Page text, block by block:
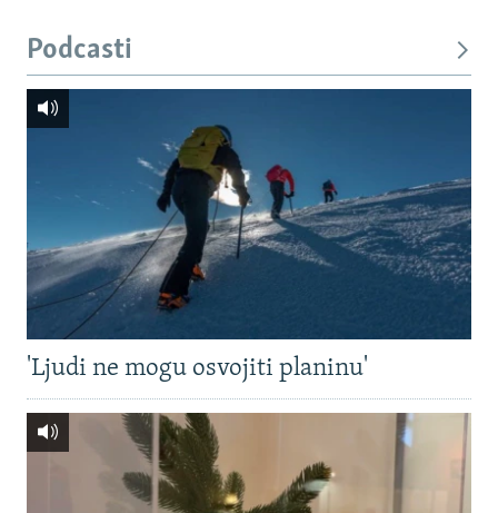
Podcasti
'Ljudi ne mogu osvojiti planinu'